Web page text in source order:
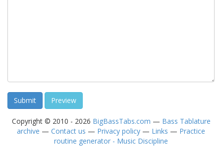
Copyright © 2010 - 2026 BigBassTabs.com — Bass Tablature
archive — Contact us — Privacy policy — Links — Practice
routine generator - Music Discipline